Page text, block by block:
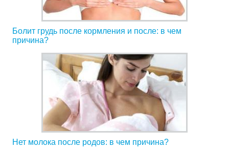
Болит грудь после кормления и после: в чем
причина?
Нет молока после родов: в чем причина?